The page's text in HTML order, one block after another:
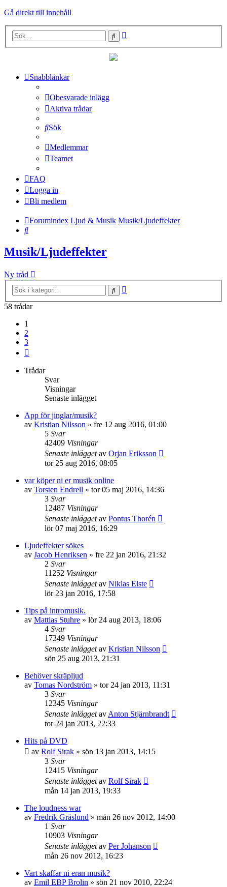
Gå direkt till innehåll
Sök
Snabblänkar
Obesvarade inlägg
Aktiva trådar
Sök
Medlemmar
Teamet
FAQ
Logga in
Bli medlem
Forumindex Ljud & Musik Musik/Ljudeffekter
Sök
Musik/Ljudeffekter
Ny tråd
Sök
58 trådar
1
2
3
Trådar
Svar
Visningar
Senaste inlägget
App för jinglar/musik?
av Kristian Nilsson » fre 12 aug 2016, 01:00
5 Svar
42409 Visningar
Senaste inläggetav Orjan Eriksson
tor 25 aug 2016, 08:05
var köper ni er musik online
av Torsten Endrell » tor 05 maj 2016, 14:36
3 Svar
12487 Visningar
Senaste inläggetav Pontus Thorén
lör 07 maj 2016, 16:29
Ljudeffekter sökes
av Jacob Henriksen » fre 22 jan 2016, 21:32
2 Svar
11252 Visningar
Senaste inläggetav Niklas Elste
lör 23 jan 2016, 17:58
Tips på intromusik.
av Mattias Stuhre » lör 24 aug 2013, 18:06
4 Svar
17349 Visningar
Senaste inläggetav Kristian Nilsson
sön 25 aug 2013, 21:31
Behöver skräpljud
av Tomas Nordström » tor 24 jan 2013, 11:31
3 Svar
12345 Visningar
Senaste inläggetav Anton Stjärnbrandt
tor 24 jan 2013, 22:33
Hits på DVD
av Rolf Sirak » sön 13 jan 2013, 14:15
3 Svar
12415 Visningar
Senaste inläggetav Rolf Sirak
mån 14 jan 2013, 19:33
The loudness war
av Fredrik Gräslund » mån 26 nov 2012, 14:00
1 Svar
10903 Visningar
Senaste inläggetav Per Johanson
mån 26 nov 2012, 16:23
Vart skaffar ni eran musik?
av Emil EBP Brolin » sön 21 nov 2010, 22:24